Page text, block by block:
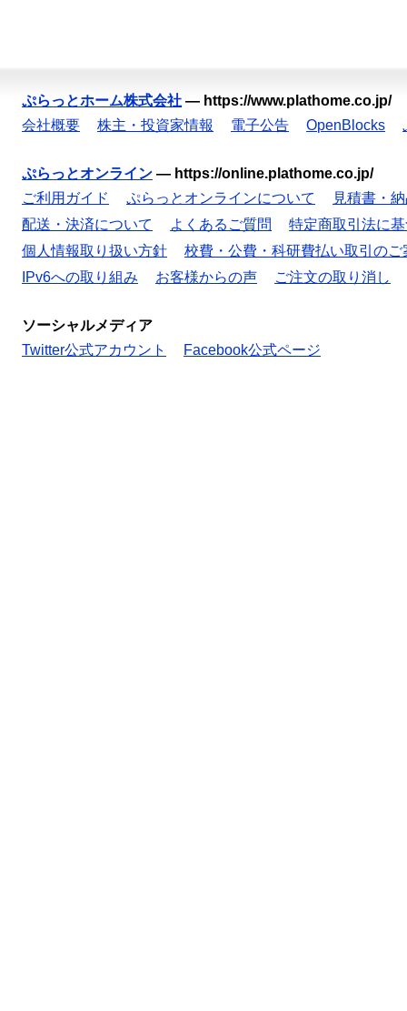
ぷらっとホーム株式会社 — https://www.plathome.co.jp/
会社概要
株主・投資家情報 電子公告 OpenBlocks
ぷらっとオンライン — https://online.plathome.co.jp/
ご利用ガイド
ぷらっとオンラインについて
見積書・
配送・決済について
よくあるご質問
特定商取引法に
個人情報取り扱い方針
校費・公費・科研費払い取引のご
IPv6への取り組み
お客様からの声 ご注文の取り消し
ソーシャルメディア
Twitter公式アカウント
Facebook公式ページ